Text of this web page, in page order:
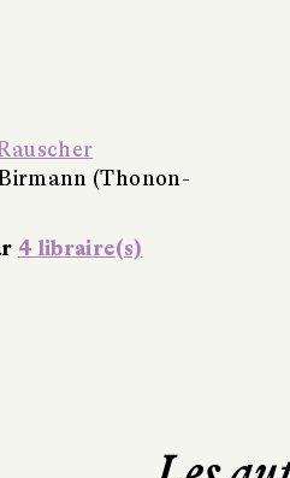
(Thonon-
4 libraire(s)